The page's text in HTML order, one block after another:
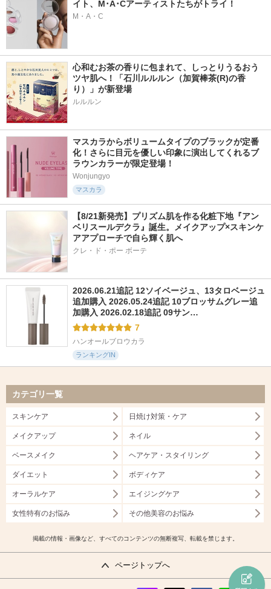
イト、M･A･Cアーティストたちがトライ！
M・A・C
心和むお茶の香りに包まれて、しっとりうるおう
ツヤ肌へ！「石川ルルルン（加賀棒茶(R)の香
り）」が新登場
マスカラからボリュームタイプのブラックが定番
化！さらに目元を優しい印象に演出してくれるブ
ラウンカラーが限定登場！
Wonjungyo
マスカラ
【8/21新発売】プリズム肌を作る化粧下地『アン
ベリスールデクラ』誕生。メイクアップ×スキンケ
アアプローチで自ら輝く肌へ
クレ・ド・ポー ボーテ
2026.06.21追記 12ソイベージュ、13タロベージュ
追加購入 2026.05.24追記 10ブロッサムグレー追
加購入 2026.02.18追記 09サン…
7
ハンオールブロウカラ
ランキングIN
カテゴリ一覧
スキンケア 日焼け対策・ケア
メイクアップ ネイル
ベースメイク ヘアケア・スタイリング
ダイエット ボディケア
オーラルケア エイジングケア
女性特有のお悩み その他美容のお悩み
掲載の情報・画像など、すべてのコンテンツの無断複写、転載を禁じます。
ページトップへ